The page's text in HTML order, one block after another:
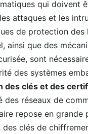
qui doivent
attaques et les
de protection des
ainsi que des
sont
des systèmes
des clés et des
des réseaux de
repose en grande
des clés de